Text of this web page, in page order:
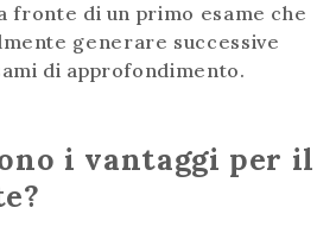
fronte di un primo esame che
generare successive
di approfondimento.
i vantaggi per il